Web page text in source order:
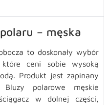
– męska
to doskonały wybór
ceni sobie wysoką
Produkt jest zapinany
Bluzy polarowe męskie
w dolnej części,